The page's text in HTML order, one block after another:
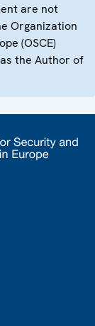
are not
Organization
(OSCE)
the Author of